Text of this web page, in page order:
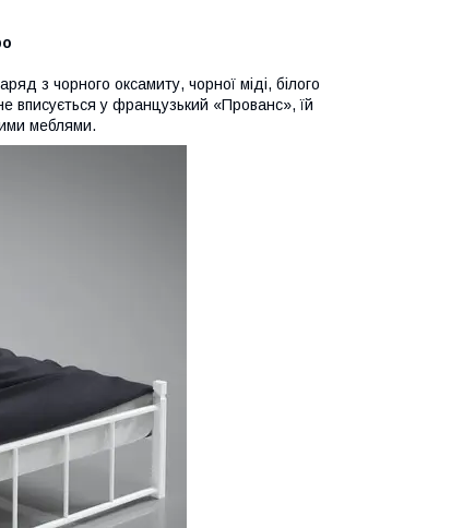
з чорного оксамиту, чорної міді, білого
вписується у французький «Прованс», їй
меблями.